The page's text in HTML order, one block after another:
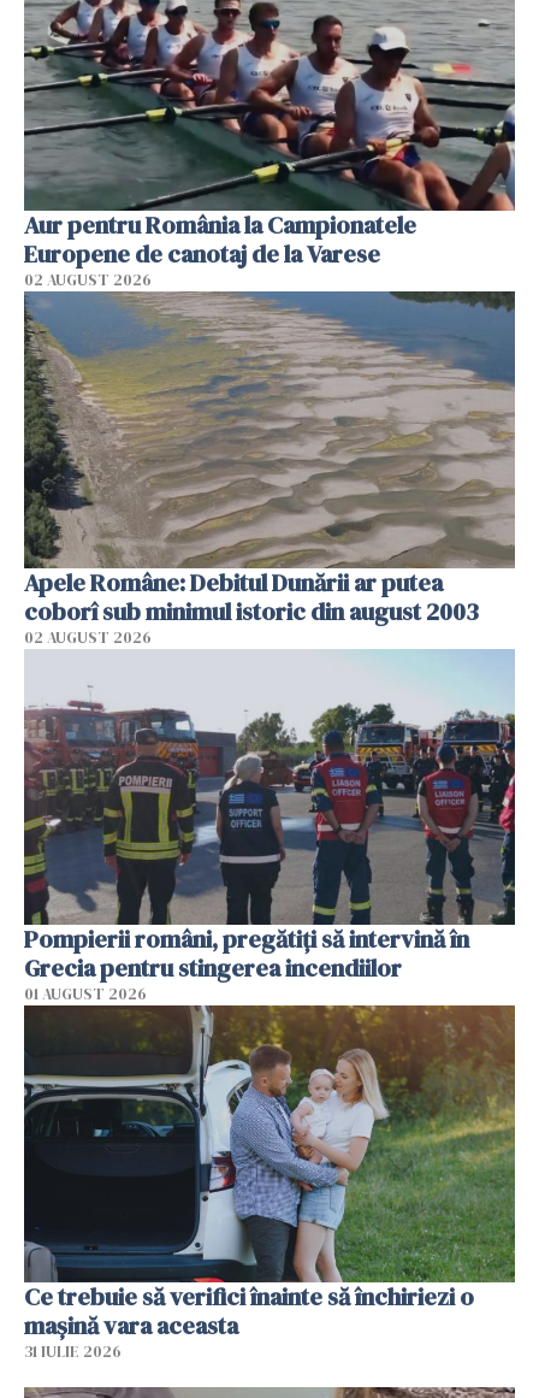
Aur pentru România la Campionatele
Europene de canotaj de la Varese
02 AUGUST 2026
Apele Române: Debitul Dunării ar putea
coborî sub minimul istoric din august 2003
02 AUGUST 2026
Pompierii români, pregătiţi să intervină în
Grecia pentru stingerea incendiilor
01 AUGUST 2026
Ce trebuie să verifici înainte să închiriezi o
mașină vara aceasta
31 IULIE 2026